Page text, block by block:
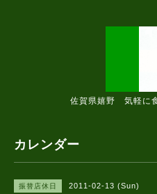
佐賀県嬉野 気軽に
カレンダー
振替店休日 2011-02-13 (Sun)